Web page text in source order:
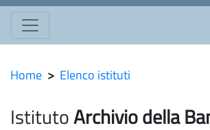
Home > Elenco istituti
IstitutoArchivio della